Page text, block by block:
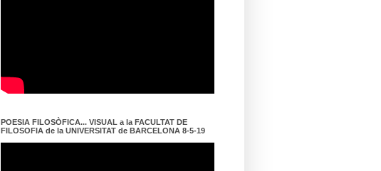
POESIA FILOSÒFICA... VISUAL a la FACULTAT DE
FILOSOFIA de la UNIVERSITAT de BARCELONA 8-5-19